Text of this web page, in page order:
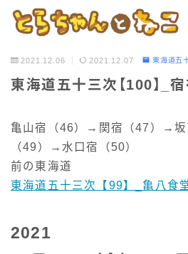
2021.12.06 2021.12.07 東海道五
東海道五十三次【100】_宿
亀山宿（46）→関宿（47）→坂
（49）→水口宿（50）
前の東海道
東海道五十三次【99】_亀八食
2021